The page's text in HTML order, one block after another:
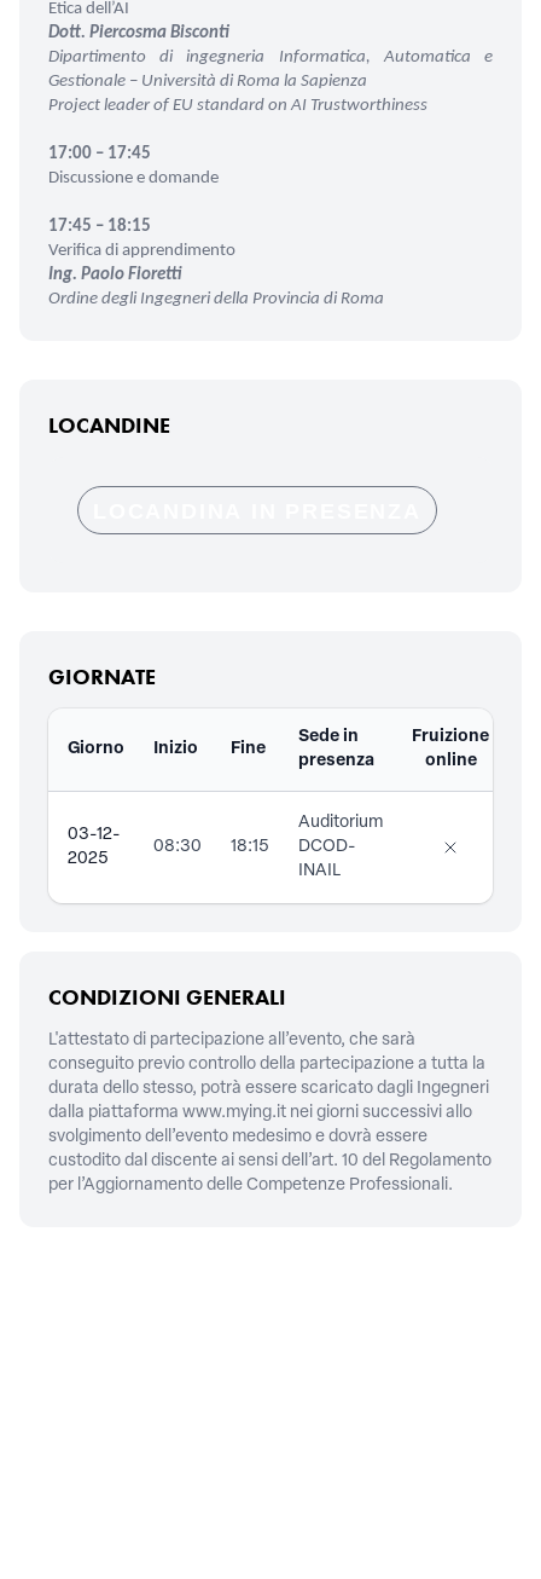
Etica dell’AI
Dott. Piercosma Bisconti
Dipartimento di ingegneria Informatica, Automatica e
Gestionale – Università di Roma la Sapienza
Project leader of EU standard on AI Trustworthiness
17:00 – 17:45
Discussione e domande
17:45 – 18:15
Verifica di apprendimento
Ing. Paolo Fioretti
Ordine degli Ingegneri della Provincia di Roma
LOCANDINE
GIORNATE
Giorno Inizio Fine
Sede in
presenza
Fruizione
online
03-12-
2025
08:30 18:15
Auditorium
DCOD-
INAIL
CONDIZIONI GENERALI
L'attestato di partecipazione all’evento, che sarà
conseguito previo controllo della partecipazione a tutta la
durata dello stesso, potrà essere scaricato dagli Ingegneri
dalla piattaforma www.mying.it nei giorni successivi allo
svolgimento dell’evento medesimo e dovrà essere
custodito dal discente ai sensi dell’art. 10 del Regolamento
per l’Aggiornamento delle Competenze Professionali.